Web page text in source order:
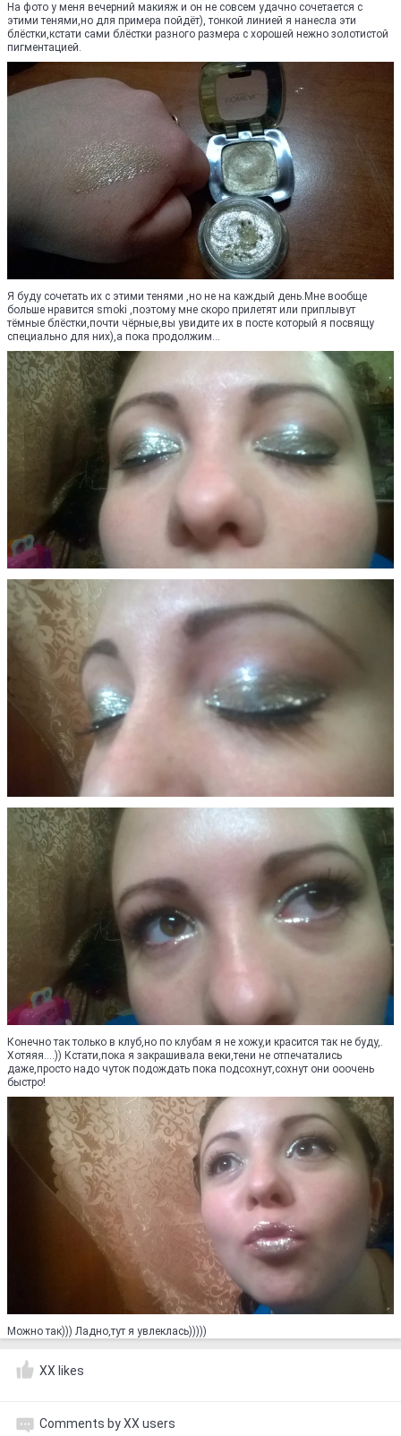
На фото у меня вечерний макияж и он не совсем удачно сочетается с
этими тенями,но для примера пойдёт), тонкой линией я нанесла эти
блёстки,кстати сами блёстки разного размера с хорошей нежно золотистой
пигментацией.
Я буду сочетать их с этими тенями ,но не на каждый день.Мне вообще
больше нравится smoki ,поэтому мне скоро прилетят или приплывут
тёмные блёстки,почти чёрные,вы увидите их в посте который я посвящу
специально для них),а пока продолжим...
Конечно так только в клуб,но по клубам я не хожу,и красится так не буду,.
Хотяяя....)) Кстати,пока я закрашивала веки,тени не отпечатались
даже,просто надо чуток подождать пока подсохнут,сохнут они ооочень
быстро!
Можно так))) Ладно,тут я увлеклась)))))
XX likes
Comments by XX users